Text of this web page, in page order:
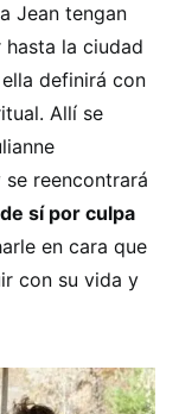
Jean tengan
la ciudad
definirá con
Allí se
reencontrará
sí por culpa
en cara que
con su vida y